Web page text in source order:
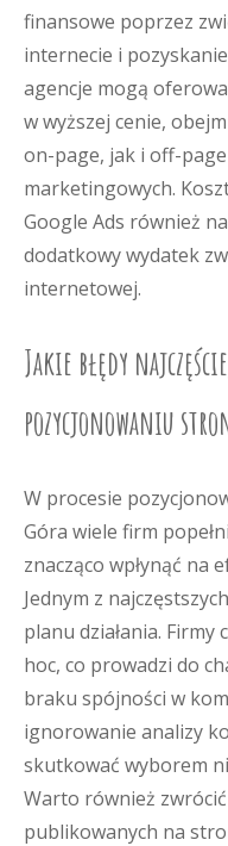
finansowe poprzez
internecie i
agencje mogą
w wyższej cenie,
on-page, jak i off-
marketingowych.
Google Ads również
dodatkowy wydatek
internetowej.
Jakie błędy
pozycjonowaniu
W procesie
Góra wiele firm
znacząco wpłynąć na
Jednym z
planu działania. Firmy
hoc, co prowadzi do
braku spójności w
ignorowanie analizy
skutkować wyborem
Warto również
publikowanych na